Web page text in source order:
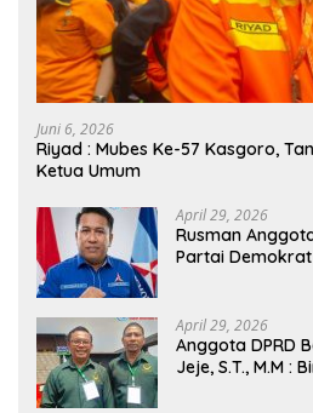
Juni 6, 2026
Riyad : Mubes Ke-57 Kasgoro,
Ketua Umum
April 29, 2026
Rusman
Partai
April 29, 2026
Anggota DPRD
Jeje, S.T., M.M :